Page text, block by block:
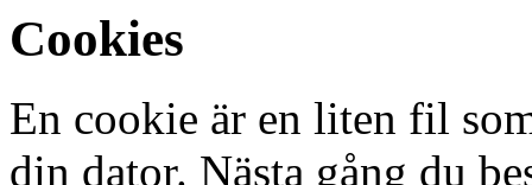
Cookies
En cookie är en liten fil
din dator. Nästa gång du